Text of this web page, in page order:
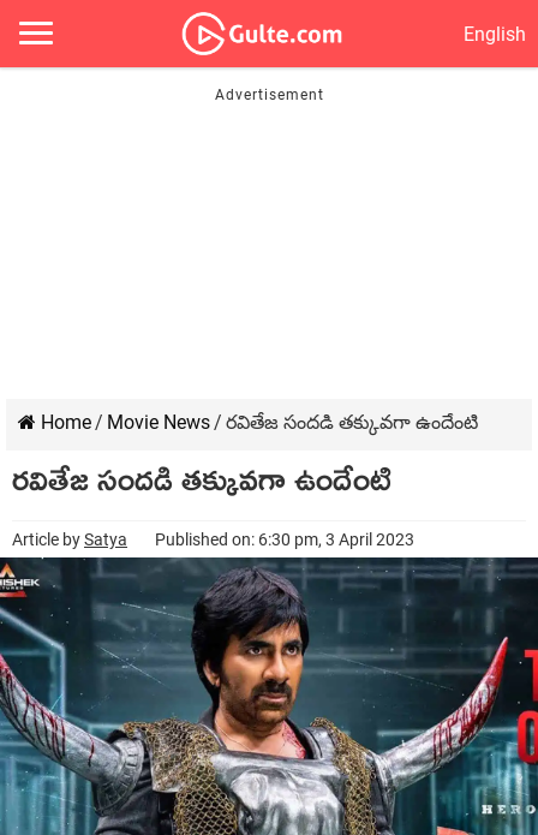
English
Home/ Movie News/ రవితేజ సందడి తక్కువగా ఉందేంటి
రవితేజ సందడి తక్కువగా ఉందేంటి
Article bySatya Published on: 6:30 pm, 3 April 2023